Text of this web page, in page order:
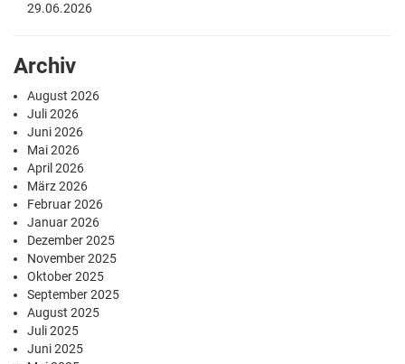
29.06.2026
Archiv
August 2026
Juli 2026
Juni 2026
Mai 2026
April 2026
März 2026
Februar 2026
Januar 2026
Dezember 2025
November 2025
Oktober 2025
September 2025
August 2025
Juli 2025
Juni 2025